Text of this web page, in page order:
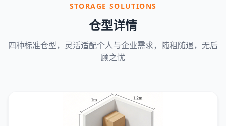
STORAGE SOLUTIONS
仓型详情
四种标准仓型，灵活适配个人与企业需求，随租随退，无后
顾之忧